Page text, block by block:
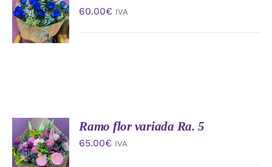
AL
CARRITO
/
DETALLES
60.00€ IVA
AÑADIR
AL
CARRITO
/
Ramo flor variada Ra. 5
65.00€ IVA